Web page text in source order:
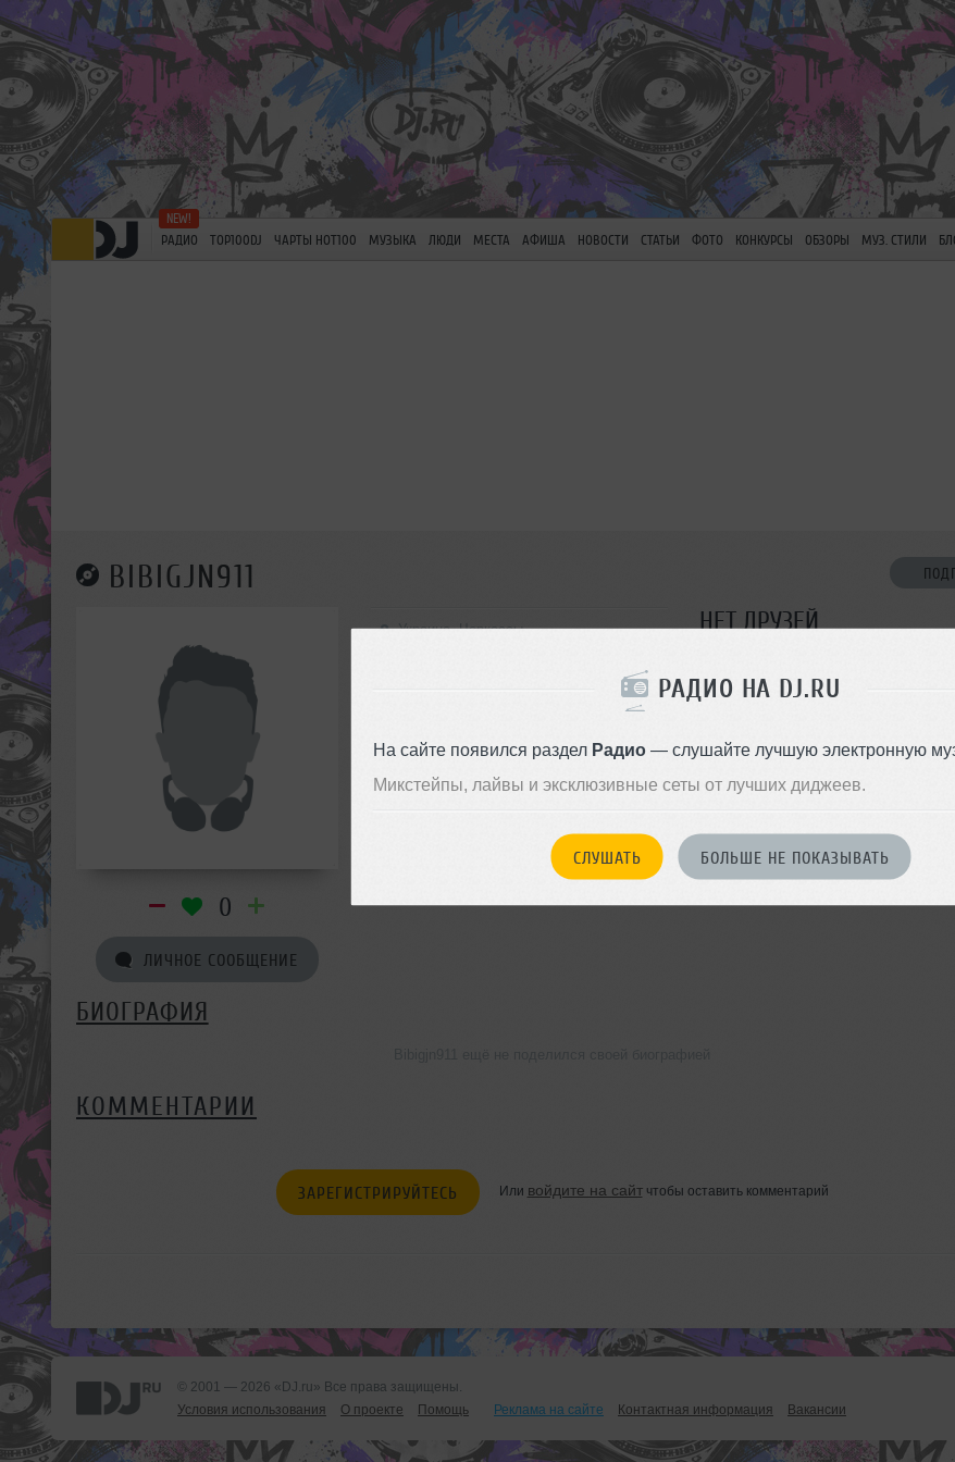
РАДИО НА DJ.RU
На сайте появился раздел Радио— слушайте лучшую электронную
Микстейпы, лайвы и эксклюзивные сеты от лучших диджеев.
СЛУШАТЬ БОЛЬШЕ НЕ ПОКАЗЫВАТЬ
РАДИО TOP100DJ ЧАРТЫ HOT100 МУЗЫКА ЛЮДИ МЕСТА АФИША НОВОСТИ СТАТЬИ ФОТО КОНКУРСЫ ОБЗОРЫ МУЗ. СТИЛИ
BIBIGJN911
0
ЛИЧНОЕ СООБЩЕНИЕ
Украина, Черкассы НЕТ ДРУЗЕЙ
БИОГРАФИЯ
КОММЕНТАРИИ
ЗАРЕГИСТРИРУЙТЕСЬ Или войдите на сайтчтобы оставить комментарий
© 2001 — 2026 «DJ.ru» Все права защищены.
Условия использования
О проекте Помощь Реклама на сайте Контактная информация Вакансии